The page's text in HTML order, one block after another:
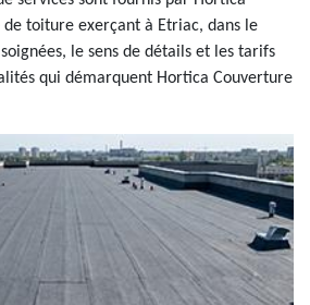
toiture exerçant à Etriac, dans le
le sens de détails et les tarifs
qui démarquent Hortica Couverture